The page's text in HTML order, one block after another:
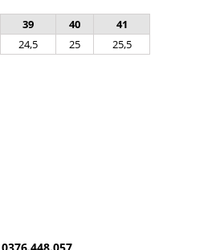
39 40
41
24,5 25 25,5